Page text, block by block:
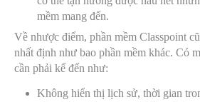
mềm mang đến.
Về nhược điểm, phần mềm Classpoint
nhất định như bao phần mềm khác. Có
cần phải kể đến như:
Không hiển thị lịch sử, thời gian